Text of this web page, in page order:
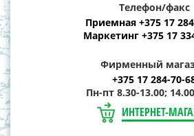
Телефон/факс
Приемная +375 17
Маркетинг +375 17
Фирменный
+375 17 284-70-
Пн-пт 8.30-13.00;
ИНТЕРНЕТ-